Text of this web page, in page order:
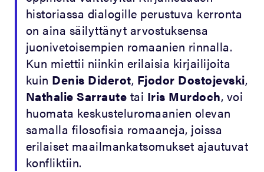
historiassa dialogille perustuva kerronta
on aina säilyttänyt arvostuksensa
juonivetoisempien romaanien rinnalla.
Kun miettii niinkin erilaisia kirjailijoita
kuin Denis Diderot, Fjodor Dostojevski,
Nathalie Sarraute tai Iris Murdoch, voi
huomata keskusteluromaanien olevan
samalla filosofisia romaaneja, joissa
erilaiset maailmankatsomukset ajautuvat
konfliktiin.